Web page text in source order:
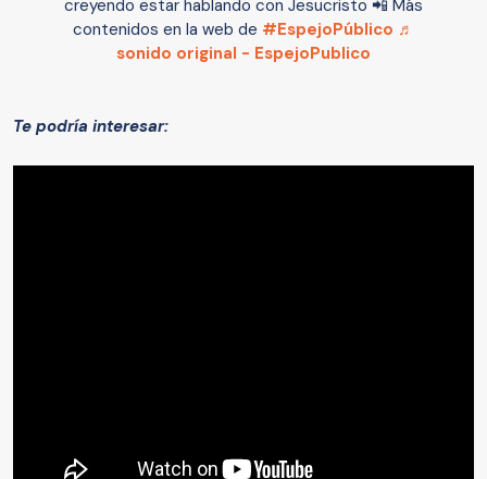
creyendo estar hablando con Jesucristo 📲 Más
contenidos en la web de #EspejoPúblico ♬
sonido original - EspejoPublico
Te podría interesar: